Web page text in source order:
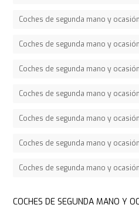
Coches de segunda mano y
Coches de segunda mano y
Coches de segunda mano y
Coches de segunda mano y
Coches de segunda mano y
Coches de segunda mano y
Coches de segunda mano y
COCHES DE SEGUNDA MANO Y